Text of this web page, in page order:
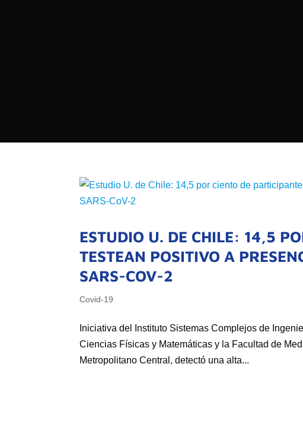
ESTUDIO U. DE CHILE: 14,5
TESTEAN POSITIVO A
SARS-COV-2
Covid-19
Iniciativa del Instituto Sistemas Complejos de
Ciencias Físicas y Matemáticas y la Facultad de
Metropolitano Central, detectó una alta...